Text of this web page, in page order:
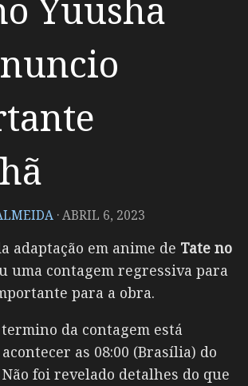
Yuusha
·ABRIL 6, 2023
adaptação em anime de Tate no
uma contagem regressiva para
para a obra.
da contagem está
as 08:00 (Brasília) do
foi revelado detalhes do que